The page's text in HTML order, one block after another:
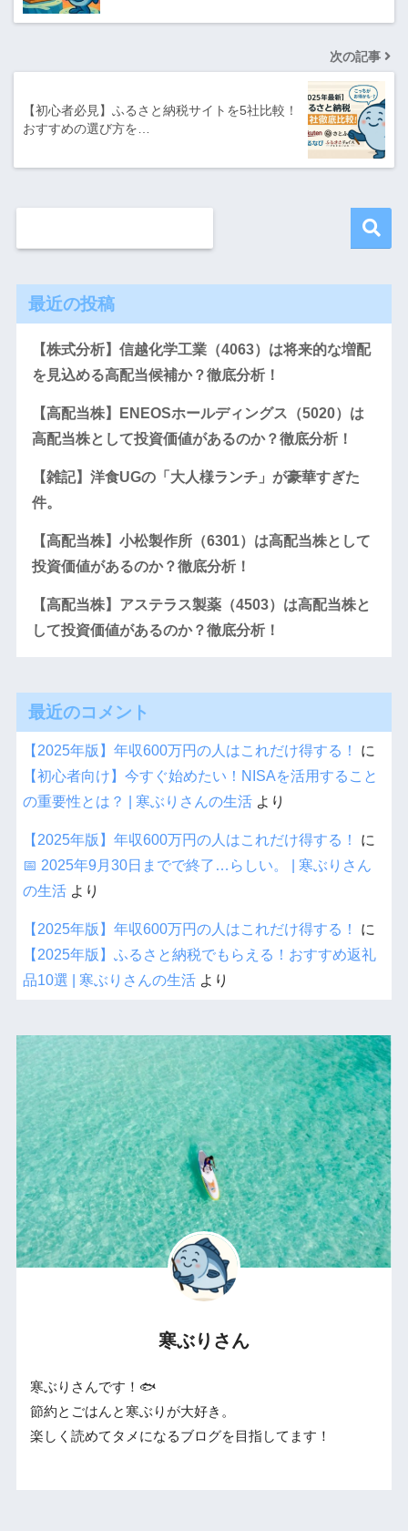
次の記事
【初心者必見】ふるさと納税サイトを5社比較！
おすすめの選び方を…
最近の投稿
【株式分析】信越化学工業（4063）は将来的な増配
を見込める高配当候補か？徹底分析！
【高配当株】ENEOSホールディングス（5020）は
高配当株として投資価値があるのか？徹底分析！
【雑記】洋食UGの「大人様ランチ」が豪華すぎた
件。
【高配当株】小松製作所（6301）は高配当株として
投資価値があるのか？徹底分析！
【高配当株】アステラス製薬（4503）は高配当株と
して投資価値があるのか？徹底分析！
最近のコメント
【2025年版】年収600万円の人はこれだけ得する！
に
【初心者向け】今すぐ始めたい！NISAを活用すること
の重要性とは？ | 寒ぶりさんの生活より
【2025年版】年収600万円の人はこれだけ得する！
に
📅 2025年9月30日までで終了…らしい。 | 寒ぶりさん
の生活より
【2025年版】年収600万円の人はこれだけ得する！
に
【2025年版】ふるさと納税でもらえる！おすすめ返礼
品10選 | 寒ぶりさんの生活より
寒ぶりさん
寒ぶりさんです！🐟
節約とごはんと寒ぶりが大好き。
楽しく読めてタメになるブログを目指してます！